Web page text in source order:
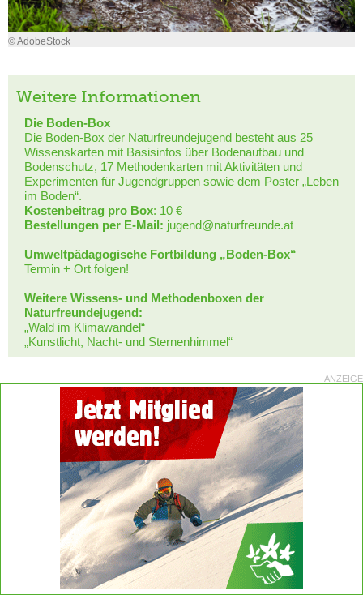
© AdobeStock
Weitere Informationen
Die Boden-Box
Die Boden-Box der Naturfreundejugend besteht aus 25
Wissenskarten mit Basisinfos über Bodenaufbau und
Bodenschutz, 17 Methodenkarten mit Aktivitäten und
Experimenten für Jugendgruppen sowie dem Poster „Leben
im Boden“.
Kostenbeitrag pro Box: 10 €
Bestellungen per E-Mail: jugend@naturfreunde.at
Umweltpädagogische Fortbildung „Boden-Box“
Termin + Ort folgen!
Weitere Wissens- und Methodenboxen der
Naturfreundejugend:
„Wald im Klimawandel“
„Kunstlicht, Nacht- und Sternenhimmel“
ANZEIGE